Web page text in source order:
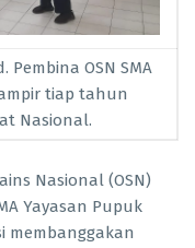
Pembina OSN SMA
tiap tahun
Nasional.
Nasional (OSN)
Yayasan Pupuk
membanggakan